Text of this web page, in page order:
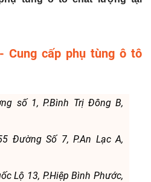
Cung cấp phụ tùng ô tô
số 1, P.Bình Trị Đông B,
Đường Số 7, P.An Lạc A,
Lộ 13, P.Hiệp Bình Phước,